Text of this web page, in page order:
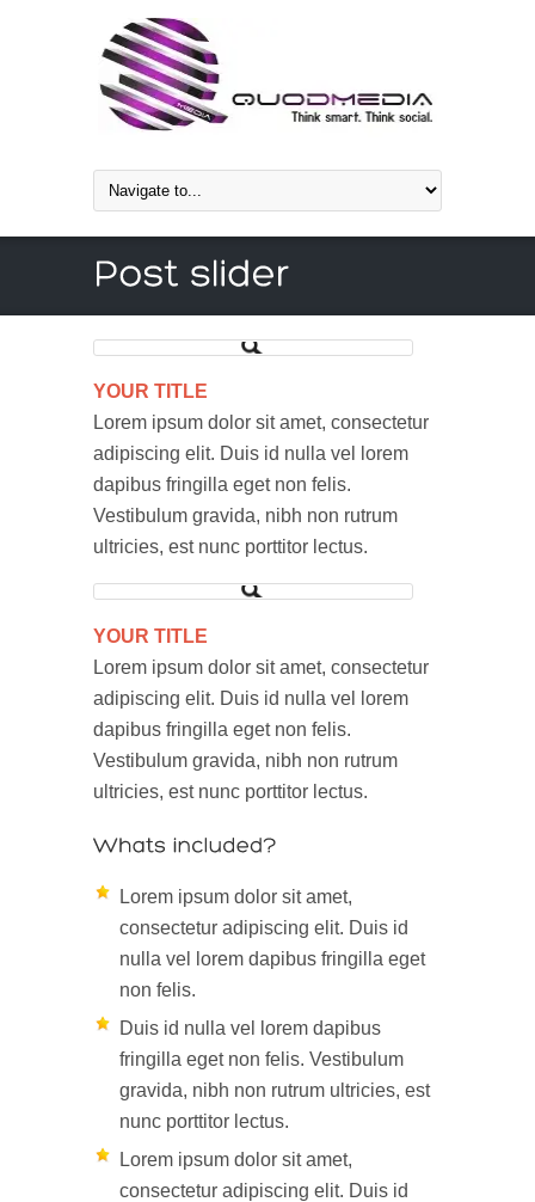
YOUR TITLE
Lorem ipsum dolor sit amet, consectetur
adipiscing elit. Duis id nulla vel lorem
dapibus fringilla eget non felis.
Vestibulum gravida, nibh non rutrum
ultricies, est nunc porttitor lectus.
YOUR TITLE
Lorem ipsum dolor sit amet, consectetur
adipiscing elit. Duis id nulla vel lorem
dapibus fringilla eget non felis.
Vestibulum gravida, nibh non rutrum
ultricies, est nunc porttitor lectus.
Lorem ipsum dolor sit amet,
consectetur adipiscing elit. Duis id
nulla vel lorem dapibus fringilla eget
non felis.
Duis id nulla vel lorem dapibus
fringilla eget non felis. Vestibulum
gravida, nibh non rutrum ultricies, est
nunc porttitor lectus.
Lorem ipsum dolor sit amet,
consectetur adipiscing elit. Duis id